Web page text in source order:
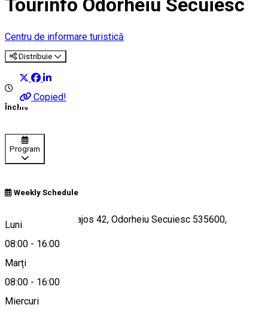
Tourinfo Odorheiu Secuiesc
Centru de informare turistică
Distribuie
Copied!
Închis
Program
Weekly Schedule
Luni
08:00 - 16:00
Marți
08:00 - 16:00
Miercuri
Strada Kossuth Lajos 42, Odorheiu Secuiesc 535600,
Romania
Hartă